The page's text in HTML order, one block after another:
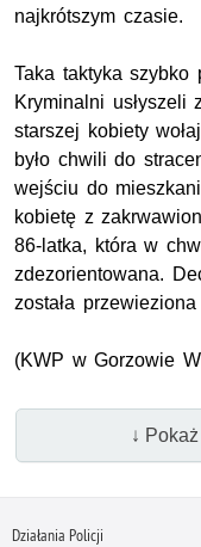
najkrótszym czasie.
Taka taktyka szybko
Kryminalni usłyszeli
starszej kobiety
było chwili do
wejściu do
kobietę z
86-latka, która w
zdezorientowana.
została
(KWP w Gorzowie
↓
Działania Policji